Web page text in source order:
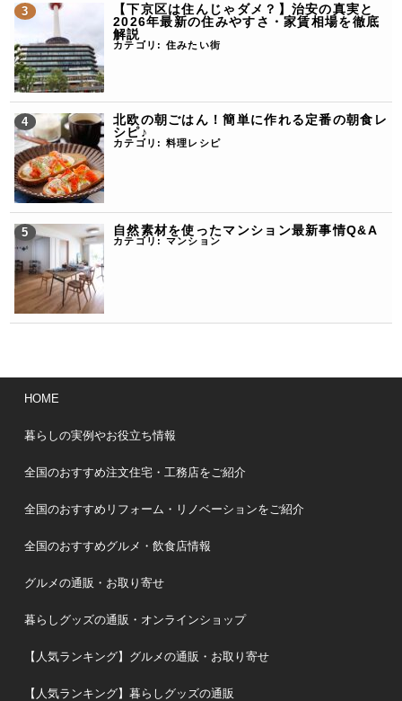
【下京区は住んじゃダメ？】治安の真実と
2026年最新の住みやすさ・家賃相場を徹底
解説
カテゴリ: 住みたい街
北欧の朝ごはん！簡単に作れる定番の朝食レ
シピ♪
カテゴリ: 料理レシピ
自然素材を使ったマンション最新事情Q&A
カテゴリ: マンション
HOME
暮らしの実例やお役立ち情報
全国のおすすめ注文住宅・工務店をご紹介
全国のおすすめリフォーム・リノベーションをご紹介
全国のおすすめグルメ・飲食店情報
グルメの通販・お取り寄せ
暮らしグッズの通販・オンラインショップ
【人気ランキング】グルメの通販・お取り寄せ
【人気ランキング】暮らしグッズの通販